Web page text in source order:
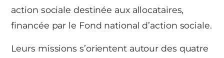
action sociale destinée aux allocataires,
financée par le Fond national d’action sociale.
Leurs missions s’orientent autour des quatre